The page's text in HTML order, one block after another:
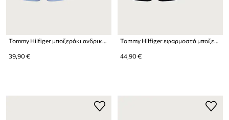
Tommy Hilfiger μποξεράκι ανδρικό βαμβακερό με ελαστάν 3-pack
39,90 €
Tommy Hilfiger εφαρμοστά μποξεράκια ανδρικά βαμβακερά με ελαστάν 3-pack
44,90 €